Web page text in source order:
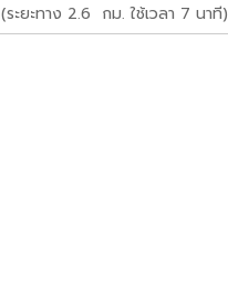
(ระยะทาง 2.6 กม. ใช้เวลา 7 นาที)